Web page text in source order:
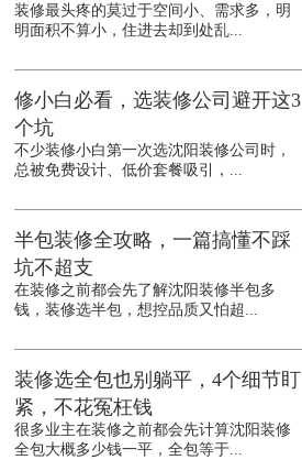
装修最头疼的莫过于空间小、需求多，明
明面积不算小，住进去却到处乱...
修小白必看，选装修公司避开这3
个坑
不少装修小白第一次选沈阳装修公司时，
总被免费设计、低价套餐吸引，...
半包装修全攻略，一篇搞懂不踩
坑不超支
在装修之前都会先了解沈阳装修半包多
钱，装修选半包，想控品质又怕超...
装修选全包也别躺平，4个细节盯
紧，不花冤枉钱
很多业主在装修之前都会先计算沈阳装修
全包大概多少钱一平，全包等于...